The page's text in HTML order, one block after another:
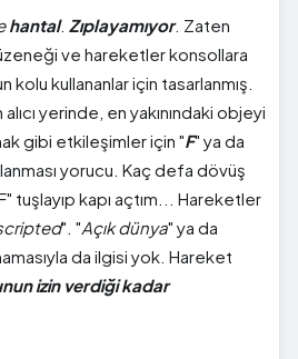
hantal. Zıplayamıyor. Zaten
ve hareketler konsollara
kullananlar için tasarlanmış.
yerinde, en yakınındaki objeyi
gibi etkileşimler için "F" ya da
yorucu. Kaç defa dövüş
tuşlayıp kapı açtım... Hareketler
". "Açık dünya" ya da
da ilgisi yok. Hareket
izin verdiği kadar